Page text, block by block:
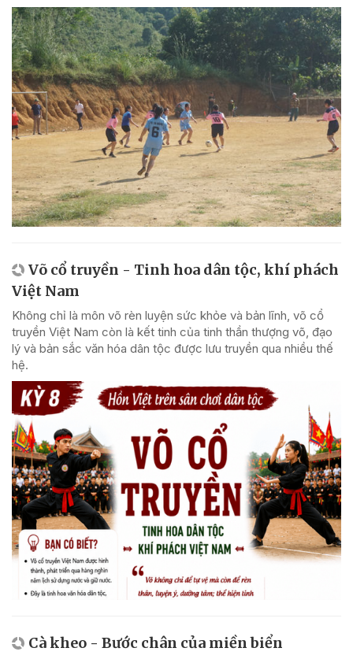
Võ cổ truyền - Tinh hoa dân tộc, khí phách
Việt Nam
Không chỉ là môn võ rèn luyện sức khỏe và bản lĩnh, võ cổ
truyền Việt Nam còn là kết tinh của tinh thần thượng võ, đạo
lý và bản sắc văn hóa dân tộc được lưu truyền qua nhiều thế
hệ.
Cà kheo - Bước chân của miền biển